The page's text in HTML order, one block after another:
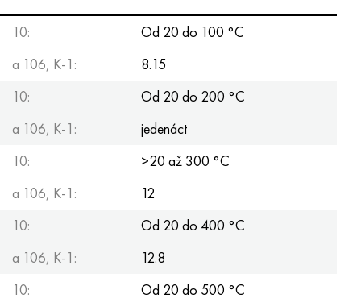
10:
Od 20 do 100 °C
a 106, K-1:
8.15
10:
Od 20 do 200 °C
a 106, K-1:
jedenáct
10:
>20 až 300 °C
a 106, K-1:
12
10:
Od 20 do 400 °С
a 106, K-1:
12.8
10:
Od 20 do 500 °С